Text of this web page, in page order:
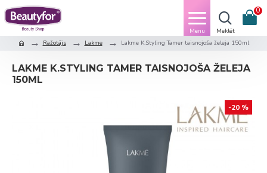
0
Ražotājs Lakme Lakme K.Styling Tamer taisnojoša želeja 150ml
LAKME K.STYLING TAMER TAISNOJOŠA ŽELEJA
150ML
-20 %